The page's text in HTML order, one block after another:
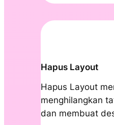
Hapus Layout
Hapus Layout
menghilangkan
dan membuat